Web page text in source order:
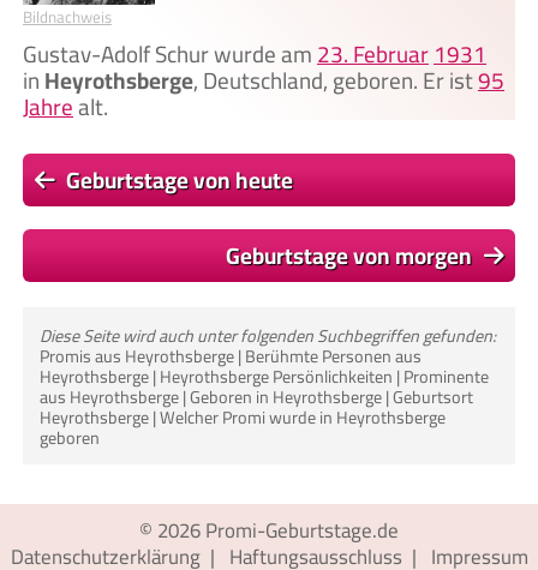
Bildnachweis
Gustav-Adolf Schur wurde am23. Februar1931
inHeyrothsberge, Deutschland, geboren. Er ist95
Jahrealt.
Geburtstage von heute
Geburtstage von morgen
Diese Seite wird auch unter folgenden Suchbegriffen gefunden:
Promis aus Heyrothsberge | Berühmte Personen aus
Heyrothsberge | Heyrothsberge Persönlichkeiten | Prominente
aus Heyrothsberge | Geboren in Heyrothsberge | Geburtsort
Heyrothsberge | Welcher Promi wurde in Heyrothsberge
geboren
© 2026Promi-Geburtstage.de
Datenschutzerklärung| Haftungsausschluss | Impressum